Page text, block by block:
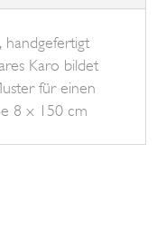
handgefertigt
Karo bildet
für einen
8 x 150 cm